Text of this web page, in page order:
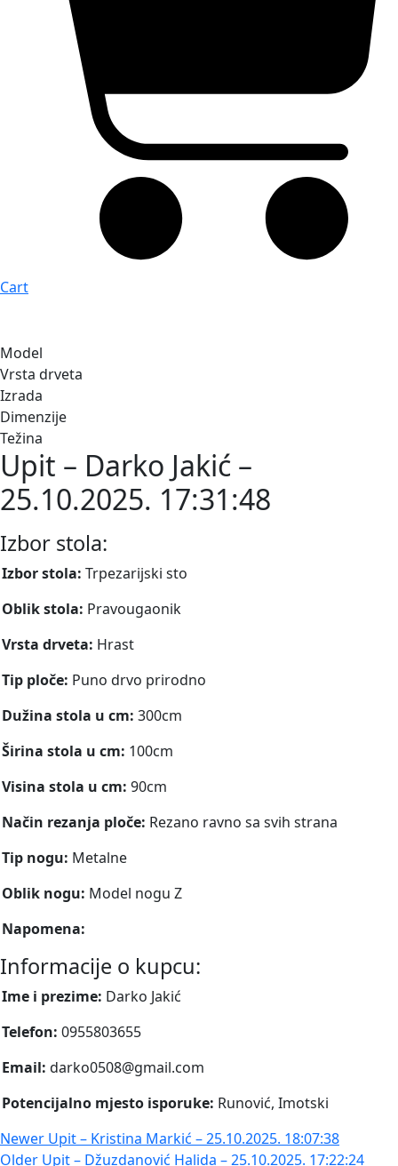
Cart
Model
Vrsta drveta
Izrada
Dimenzije
Težina
Upit – Darko Jakić –
25.10.2025. 17:31:48
Izbor stola:
Izbor stola: Trpezarijski sto
Oblik stola: Pravougaonik
Vrsta drveta: Hrast
Tip ploče: Puno drvo prirodno
Dužina stola u cm: 300cm
Širina stola u cm: 100cm
Visina stola u cm: 90cm
Način rezanja ploče: Rezano ravno sa svih strana
Tip nogu: Metalne
Oblik nogu: Model nogu Z
Napomena:
Informacije o kupcu:
Ime i prezime: Darko Jakić
Telefon: 0955803655
Email: darko0508@gmail.com
Potencijalno mjesto isporuke: Runović, Imotski
Newer Upit – Kristina Markić – 25.10.2025. 18:07:38
Older Upit – Džuzdanović Halida – 25.10.2025. 17:22:24